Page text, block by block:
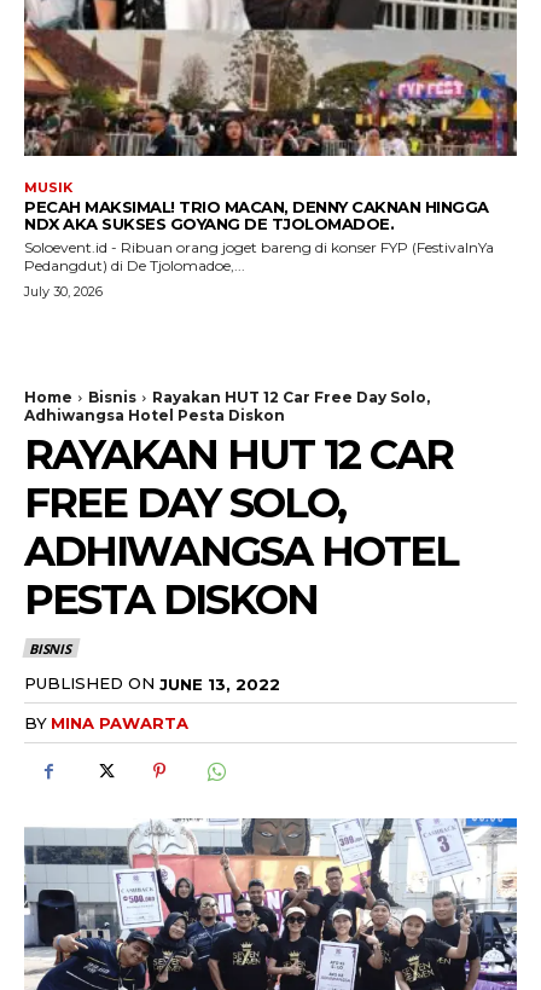
MUSIK
PECAH MAKSIMAL! TRIO MACAN, DENNY CAKNAN HINGGA
NDX AKA SUKSES GOYANG DE TJOLOMADOE.
Soloevent.id - Ribuan orang joget bareng di konser FYP (FestivalnYa
Pedangdut) di De Tjolomadoe,...
July 30, 2026